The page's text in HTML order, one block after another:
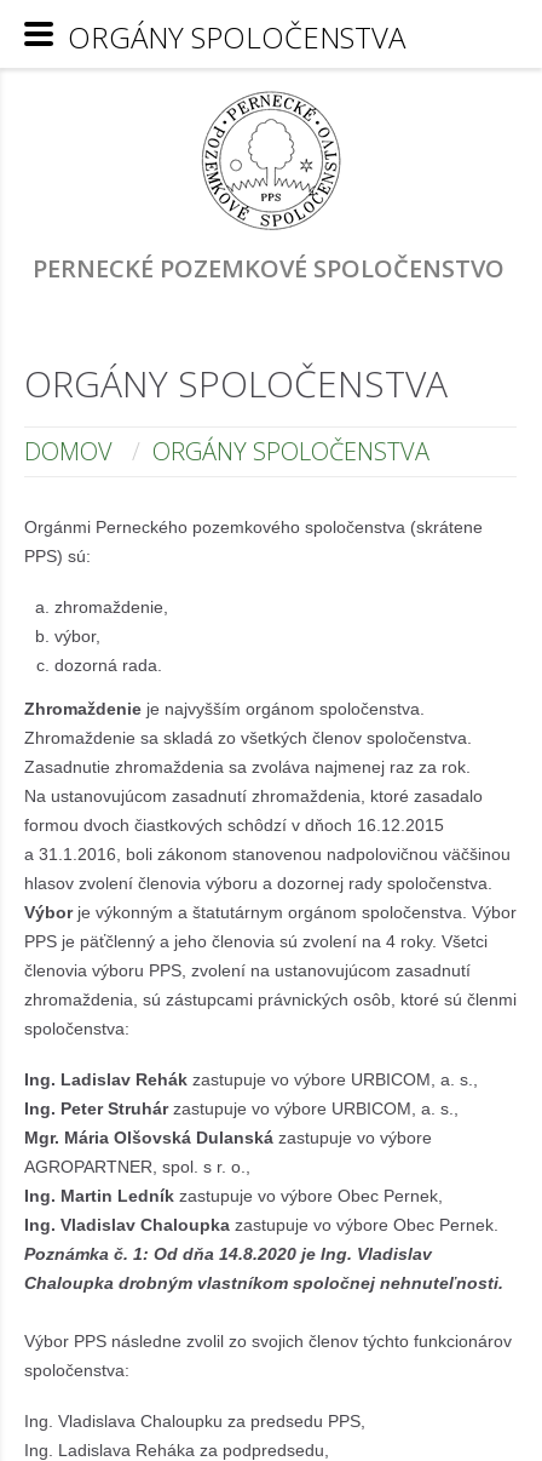
PERNECKÉ POZEMKOVÉ SPOLOČENSTVO
ORGÁNY SPOLOČENSTVA
DOMOV ORGÁNY SPOLOČENSTVA
Orgánmi Perneckého pozemkového spoločenstva (skrátene
PPS) sú:
zhromaždenie,
výbor,
dozorná rada.
Zhromaždenie je najvyšším orgánom spoločenstva.
Zhromaždenie sa skladá zo všetkých členov spoločenstva.
Zasadnutie zhromaždenia sa zvoláva najmenej raz za rok.
Na ustanovujúcom zasadnutí zhromaždenia, ktoré zasadalo
formou dvoch čiastkových schôdzí v dňoch 16.12.2015
a 31.1.2016, boli zákonom stanovenou nadpolovičnou väčšinou
hlasov zvolení členovia výboru a dozornej rady spoločenstva.
Výborje výkonným a štatutárnym orgánom spoločenstva. Výbor
PPS je päťčlenný a jeho členovia sú zvolení na 4 roky. Všetci
členovia výboru PPS, zvolení na ustanovujúcom zasadnutí
zhromaždenia, sú zástupcami právnických osôb, ktoré sú členmi
spoločenstva:
Ing. Ladislav Rehák zastupuje vo výbore URBICOM, a. s.,
Ing. Peter Struhárzastupuje vo výbore URBICOM, a. s.,
Mgr. Mária Olšovská Dulanská zastupuje vo výbore
AGROPARTNER, spol. s r. o.,
Ing. Martin Ledník zastupuje vo výbore Obec Pernek,
Ing. Vladislav Chaloupka zastupuje vo výbore Obec Pernek.
Poznámka č. 1: Od dňa 14.8.2020 je Ing. Vladislav
Chaloupka drobným vlastníkom spoločnej nehnuteľnosti.
Výbor PPS následne zvolil zo svojich členov týchto funkcionárov
spoločenstva:
Ing. Vladislava Chaloupku za predsedu PPS,
Ing. Ladislava Reháka za podpredsedu,
ORGÁNY SPOLOČENSTVA